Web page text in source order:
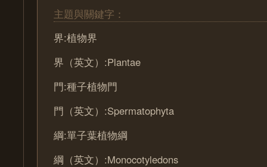
主題與關鍵字：
界:植物界
界（英文）:Plantae
門:種子植物門
門（英文）:Spermatophyta
綱:單子葉植物綱
綱（英文）:Monocotyledons